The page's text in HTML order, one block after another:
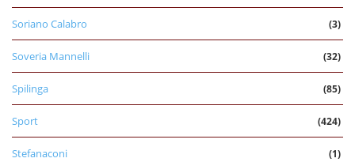
Soriano Calabro (3)
Soveria Mannelli (32)
Spilinga (85)
Sport (424)
Stefanaconi (1)